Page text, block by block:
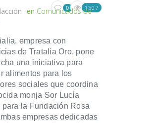
en Comunicados de
0 1507
empresa con
de Tratalia Oro, pone
una iniciativa para
alimentos para los
sociales que coordina
monja Sor Lucía
para la Fundación Rosa
empresas dedicadas